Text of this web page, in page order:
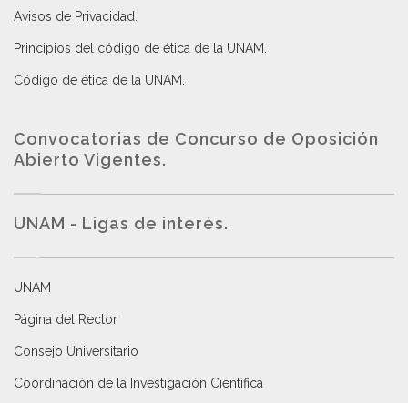
Avisos de Privacidad
Principios del código de ética de la UNAM
Código de ética de la UNAM
Convocatorias de Concurso de Oposición
Abierto Vigentes.
UNAM - Ligas de interés.
UNAM
Página del Rector
Consejo Universitario
Coordinación de la Investigación Científica